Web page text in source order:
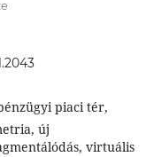
piaci tér,
új
virtuális